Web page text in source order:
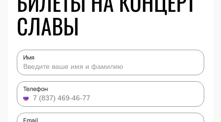
СЛАВЫ
Имя
Телефон